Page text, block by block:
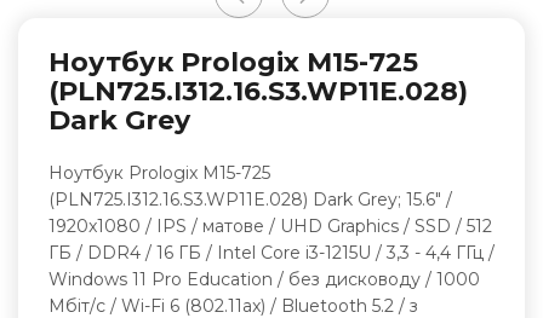
Ноутбук Prologix M15-725
(PLN725.I312.16.S3.WP11E.028)
Dark Grey
Ноутбук Prologix M15-725
(PLN725.I312.16.S3.WP11E.028) Dark Grey; 15.6" /
1920x1080 / IPS / матове / UHD Graphics / SSD / 512
ГБ / DDR4 / 16 ГБ / Intel Core i3-1215U / 3,3 - 4,4 ГГц /
Windows 11 Pro Education / без дисководу / 1000
Мбіт/с / Wi-Fi 6 (802.11ax) / Bluetooth 5.2 / з